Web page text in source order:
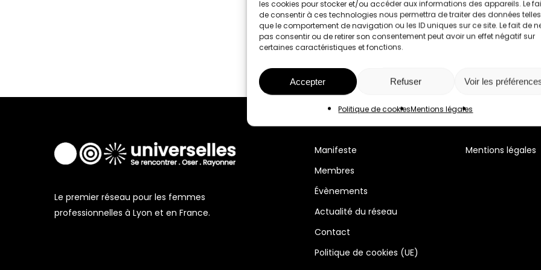
les cookies pour stocker et/ou accéder aux informations des appareils. Le
de consentir à ces technologies nous permettra de traiter des données telles
que le comportement de navigation ou les ID uniques sur ce site. Le fait de
pas consentir ou de retirer son consentement peut avoir un effet négatif sur
certaines caractéristiques et fonctions.
Accepter Refuser Voir les
Politique de cookiesMentions légales
Le premier réseau pour les femmes
professionnelles à Lyon et en France.
Manifeste
Membres
Évènements
Actualité du réseau
Contact
Politique de cookies (UE)
Mentions légales